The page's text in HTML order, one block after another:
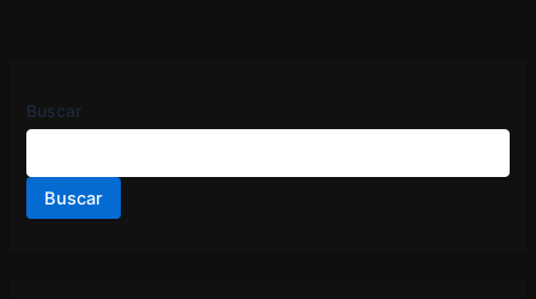
Buscar
Buscar